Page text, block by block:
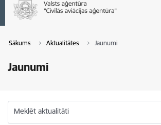
Sākums Aktualitātes Jaunumi
Jaunumi
Meklēt aktualitāti